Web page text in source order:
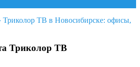
Триколор ТВ в Новосибирске: офисы,
Триколор ТВ